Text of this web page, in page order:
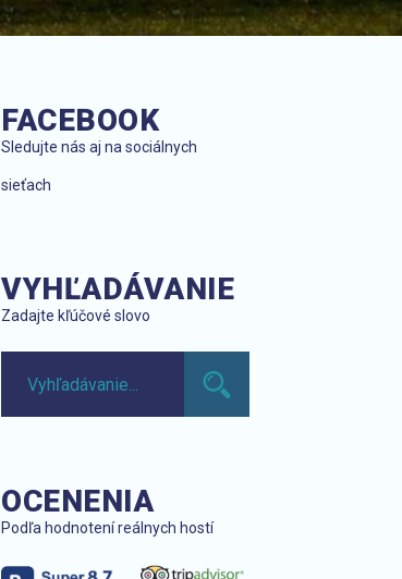
FACEBOOK
Sledujte nás aj na sociálnych
sieťach
VYHĽADÁVANIE
Zadajte kľúčové slovo
OCENENIA
Podľa hodnotení reálnych hostí